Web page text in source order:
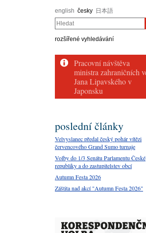
english česky 日本語
Hledat
rozšířené vyhledávání
poslední články
Velvyslanec předal český pohár vítězi
červencového Grand Sumo turnaje
Volby do 1/3 Senátu Parlamentu České
republiky a do zastupitelstev obcí
Autumn Festa 2026
Záštita nad akcí "Autumn Festa 2026"